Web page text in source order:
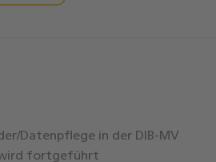
Datenpflege in der DIB-MV
fortgeführt